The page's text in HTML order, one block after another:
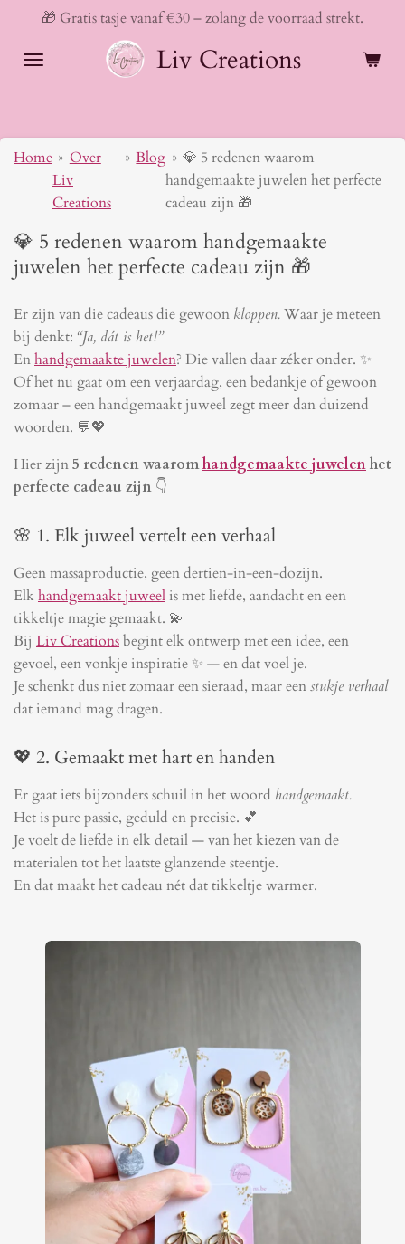
naar
Liv Creations
🎁 Gratis tasje vanaf €30 – zolang de voorraad strekt.
Home » Over
Liv
Creations
» Blog » 💎 5 redenen waarom
handgemaakte juwelen het perfecte
cadeau zijn 🎁
💎 5 redenen waarom handgemaakte
juwelen het perfecte cadeau zijn 🎁
Er zijn van die cadeaus die gewoon kloppen.Waar je meteen
bij denkt: “Ja, dát is het!”
Enhandgemaakte juwelen? Die vallen daar zéker onder. ✨
Of het nu gaat om een verjaardag, een bedankje of gewoon
zomaar – een handgemaakt juweel zegt meer dan duizend
woorden. 💬💖
Hier zijn5 redenen waaromhandgemaakte juwelenhet
perfecte cadeau zijn 👇
🌸 1. Elk juweel vertelt een verhaal
Geen massaproductie, geen dertien-in-een-dozijn.
Elk handgemaakt juweel is met liefde, aandacht en een
tikkeltje magie gemaakt. 💫
Bij Liv Creationsbegint elk ontwerp met een idee, een
gevoel, een vonkje inspiratie ✨ — en dat voel je.
Je schenkt dus niet zomaar een sieraad, maar eenstukje verhaal
dat iemand mag dragen.
💖 2. Gemaakt met hart en handen
Er gaat iets bijzonders schuil in het woord handgemaakt.
Het is pure passie, geduld en precisie. 💕
Je voelt de liefde in elk detail — van het kiezen van de
materialen tot het laatste glanzende steentje.
En dat maakt het cadeau nét dat tikkeltje warmer.